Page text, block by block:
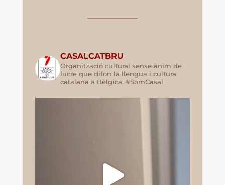
CASALCATBRU
Organització cultural sense ànim de
lucre que difon la llengua i cultura
catalana a Bèlgica. #SomCasal